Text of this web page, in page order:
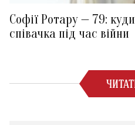
Софії Ротару — 79:
співачка під час війни